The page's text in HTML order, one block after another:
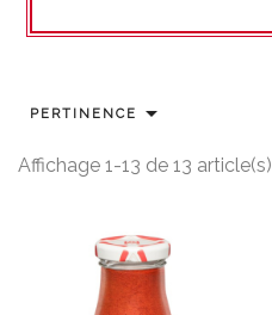
PERTINENCE 
Affichage 1-13 de 13 article(s)